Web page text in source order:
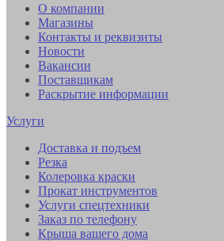
О компании
Магазины
Контакты и реквизиты
Новости
Вакансии
Поставщикам
Раскрытие информации
Услуги
Доставка и подъем
Резка
Колеровка краски
Прокат инструментов
Услуги спецтехники
Заказ по телефону
Крыша вашего дома